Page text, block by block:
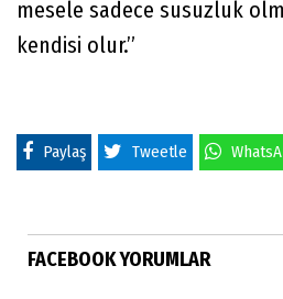
mesele sadece susuzluk
kendisi olur.”
Paylaş Tweetle
FACEBOOK YORUMLAR